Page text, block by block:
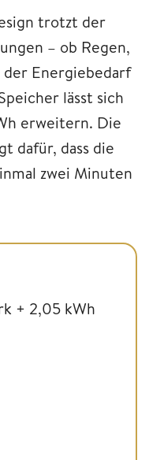
trotzt der
– ob Regen,
der Energiebedarf
lässt sich
erweitern. Die
dafür, dass die
zwei Minuten